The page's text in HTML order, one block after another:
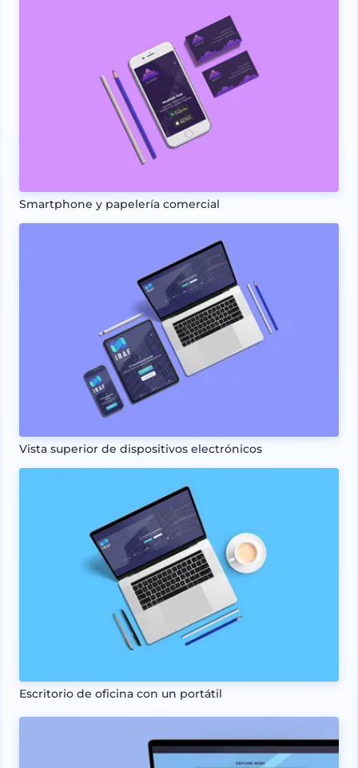
Smartphone y papelería comercial
Vista superior de dispositivos electrónicos
Escritorio de oficina con un portátil